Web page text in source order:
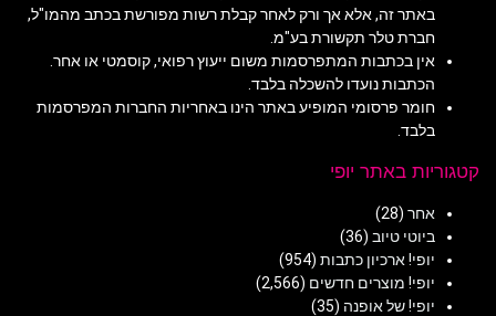
באתר זה, אלא אך ורק לאחר קבלת רשות מפורשת בכתב מהמו"ל,
חברת טלר תקשורת בע"מ.
אין בכתבות המתפרסמות משום ייעוץ רפואי, קוסמטי או אחר.
הכתבות נועדו להשכלה בלבד.
חומר פרסומי המופיע באתר הינו באחריות החברות המפרסמות
בלבד.
קטגוריות באתר יופי
אחר (28)
ביוטי טיוב (36)
יופי! ארכיון כתבות (954)
יופי! מוצרים חדשים (2,566)
יופי! של אופנה (35)